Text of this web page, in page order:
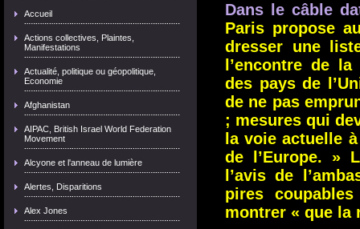
Accueil
Actions collectives, Plaintes,
Manifestations
Actualité, politique ou géopolitique,
Economie
Afghanistan
AIPAC, British Israel World Federation
Movement
Alcyone et l'anneau de lumière
Alertes, Disparitions
Alex Jones
Dans le câble
Paris propose
dresser une
l’encontre de
des pays de
de ne pas
; mesures qui
la voie actuelle
de l’Europe. »
l’avis de
pires
montrer « que la